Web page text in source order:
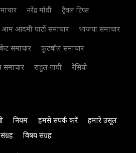
नरेंद्र मोदी
ट्रैवल टिप्स
आम आदमी पार्टी समाचार
भाजपा समाचार
समाचार
फुटबॉल समाचार
समाचार राहुल गांधी
रेसिपी
नियम हमसे संपर्क करें
हमारे उसूल
विषय संग्रह